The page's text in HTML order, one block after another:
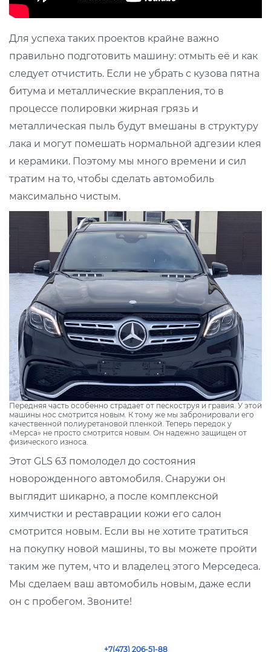
Для успеха таких проектов крайне важно
правильно подготовить машину: отмыть её и как
следует отчистить. Если не убрать с кузова пятна
битума и металлические вкрапления, то в
процессе полировки жирная грязь и
металлическая пыль будут вмешаны в структуру
лака и могут помешать нормальной адгезии клея
и керамики. Поэтому мы много времени и сил
тратим на то, чтобы сделать автомобиль
максимально чистым.
Передняя часть особенно страдает от пескоструя и гравия. У этой
машины нос смотрится новым. К тому же мы забронировали его
качественной полиуретановой пленкой. Теперь передок у
«Мерса» не просто смотрится новым. Он надежно защищен от
физического износа.
Этот GLS 63 помолодел до состояния
новорожденного автомобиля. Снаружи он
выглядит шикарно, а после комплексной
химчистки и реставрации кожи его салон
смотрится новым. Если вы не хотите тратиться
на покупку новой машины, то вы можете пройти
таким же путем, что и владелец этого Мерседеса.
Мы сделаем ваш автомобиль новым, даже если
он с пробегом. Звоните!
+7(473) 206-51-88